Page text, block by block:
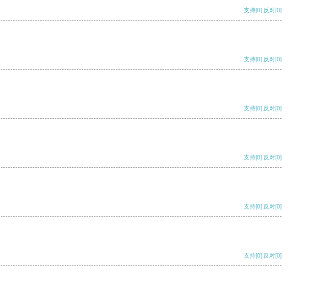
支持[0] 反对[0]
支持[0] 反对[0]
支持[0] 反对[0]
支持[0] 反对[0]
支持[0] 反对[0]
支持[0] 反对[0]